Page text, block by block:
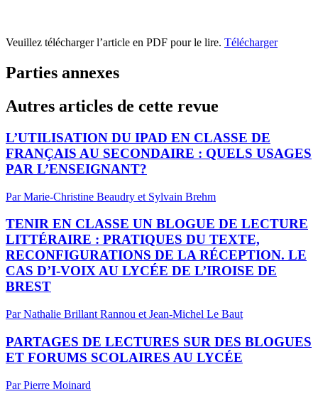
Veuillez télécharger l’article en PDF pour le lire. Télécharger
Parties annexes
Autres articles de cette revue
L’UTILISATION DU IPAD EN CLASSE DE
FRANÇAIS AU SECONDAIRE : QUELS USAGES
PAR L’ENSEIGNANT?
Par Marie-Christine Beaudry et Sylvain Brehm
TENIR EN CLASSE UN BLOGUE DE LECTURE
LITTÉRAIRE : PRATIQUES DU TEXTE,
RECONFIGURATIONS DE LA RÉCEPTION. LE
CAS D’I-VOIX AU LYCÉE DE L’IROISE DE
BREST
Par Nathalie Brillant Rannou et Jean-Michel Le Baut
PARTAGES DE LECTURES SUR DES BLOGUES
ET FORUMS SCOLAIRES AU LYCÉE
Par Pierre Moinard